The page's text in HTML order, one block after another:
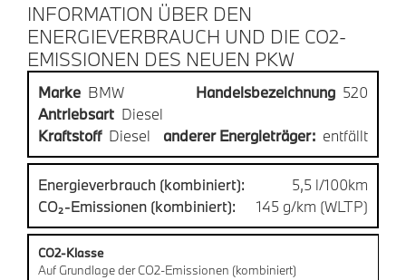
INFORMATION ÜBER DEN
ENERGIEVERBRAUCH UND DIE CO2-
EMISSIONEN DES NEUEN PKW
Marke BMW Handelsbezeichnung 520
Antriebsart Diesel
Kraftstoff Diesel anderer Energieträger: entfällt
Energieverbrauch (kombiniert):
5,5 l/100km
CO₂-Emissionen (kombiniert):
145 g/km (WLTP)
CO2-Klasse
Auf Grundlage der CO2-Emissionen (kombiniert)